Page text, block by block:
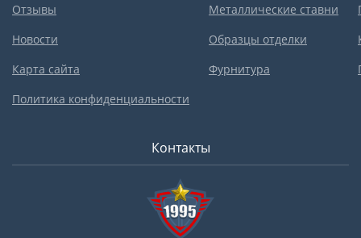
Отзывы
Новости
Карта сайта
Политика конфиденциальности
Металлические ставни
Образцы отделки
Фурнитура
Контакты